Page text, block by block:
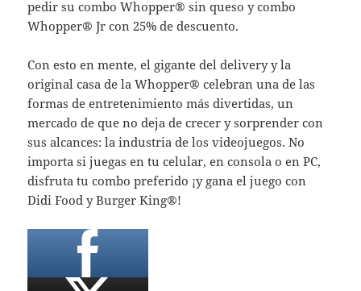
pedir su combo Whopper® sin queso y combo
Whopper® Jr con 25% de descuento.
Con esto en mente, el gigante del delivery y la
original casa de la Whopper® celebran una de las
formas de entretenimiento más divertidas, un
mercado de que no deja de crecer y sorprender con
sus alcances: la industria de los videojuegos. No
importa si juegas en tu celular, en consola o en PC,
disfruta tu combo preferido ¡y gana el juego con
Didi Food y Burger King®!